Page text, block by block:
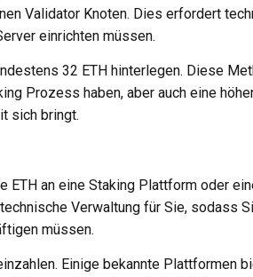
Validator Knoten. Dies erfordert
einrichten müssen.
32 ETH hinterlegen. Diese
Prozess haben, aber auch eine
sich bringt.
ETH an eine Staking Plattform oder
Verwaltung für Sie, sodass
müssen.
Einige bekannte Plattformen